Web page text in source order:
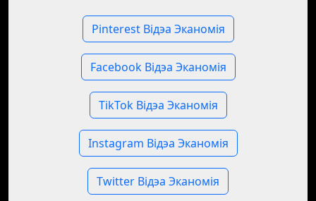
Pinterest Відэа Эканомія
Facebook Відэа Эканомія
TikTok Відэа Эканомія
Instagram Відэа Эканомія
Twitter Відэа Эканомія